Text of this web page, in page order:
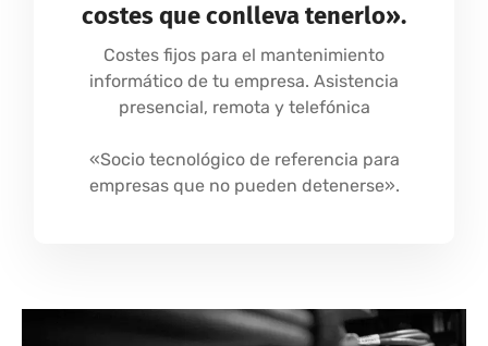
costes que conlleva tenerlo».
Costes fijos para el mantenimiento
informático de tu empresa. Asistencia
presencial, remota y telefónica
«Socio tecnológico de referencia para
empresas que no pueden detenerse».